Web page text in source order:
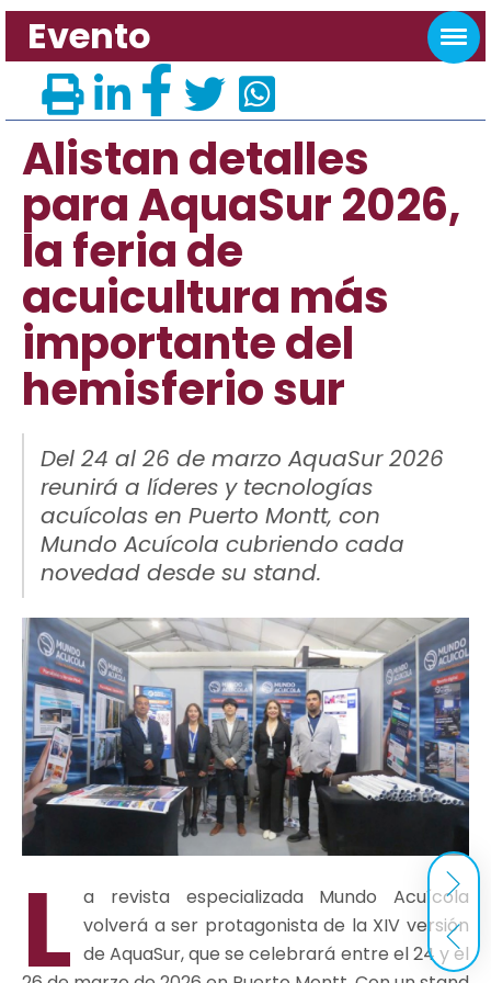
Evento
Alistan detalles
para AquaSur 2026,
la feria de
acuicultura más
importante del
hemisferio sur
Del 24 al 26 de marzo AquaSur 2026
reunirá a líderes y tecnologías
acuícolas en Puerto Montt, con
Mundo Acuícola cubriendo cada
novedad desde su stand.
L a revista especializada Mundo Acuícola
volverá a ser protagonista de la XIV versión
de AquaSur, que se celebrará entre el 24 y el